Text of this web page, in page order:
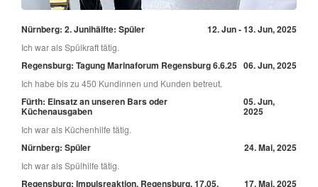
Nürnberg: 2. Junihälfte: Spüler 12. Jun - 13. Jun, 2025
Ich war als Spülkraft tätig.
Regensburg: Tagung Marinaforum Regensburg 6.6.25 06. Jun, 2025
Ich habe bis zu 450 Kundinnen und Kunden betreut.
Fürth: Einsatz an unseren Bars oder
Küchenausgaben
05. Jun,
2025
Ich war als Küchenhilfe tätig.
Nürnberg: Spüler 24. Mai, 2025
Ich war als Spülhilfe tätig.
Regensburg: Impulsreaktion, Regensburg, 17.05. 17. Mai, 2025